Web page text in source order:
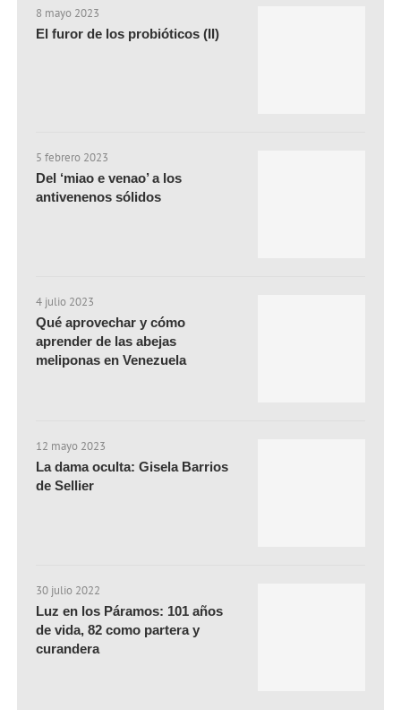
8 mayo 2023
El furor de los probióticos (II)
5 febrero 2023
Del ‘miao e venao’ a los
antivenenos sólidos
4 julio 2023
Qué aprovechar y cómo
aprender de las abejas
meliponas en Venezuela
12 mayo 2023
La dama oculta: Gisela Barrios
de Sellier
30 julio 2022
Luz en los Páramos: 101 años
de vida, 82 como partera y
curandera